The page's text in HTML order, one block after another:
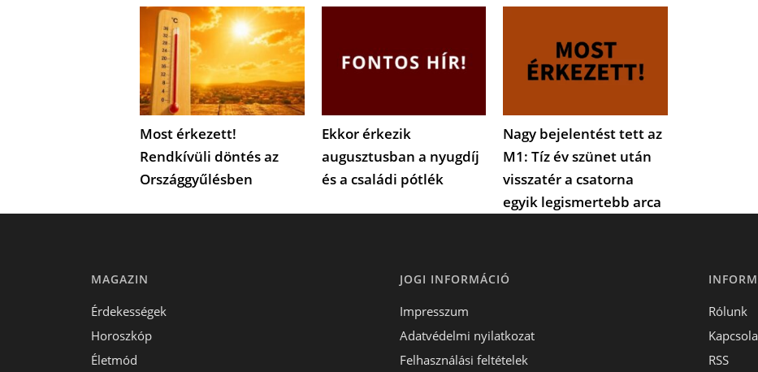
Most érkezett!
Rendkívüli döntés az
Országgyűlésben
Ekkor érkezik
augusztusban a nyugdíj
és a családi pótlék
Nagy bejelentést tett az
M1: Tíz év szünet után
visszatér a csatorna
egyik legismertebb arca
MAGAZIN
Érdekességek
Horoszkóp
Életmód
JOGI INFORMÁCIÓ
Impresszum
Adatvédelmi nyilatkozat
Felhasználási feltételek
Rólunk
RSS